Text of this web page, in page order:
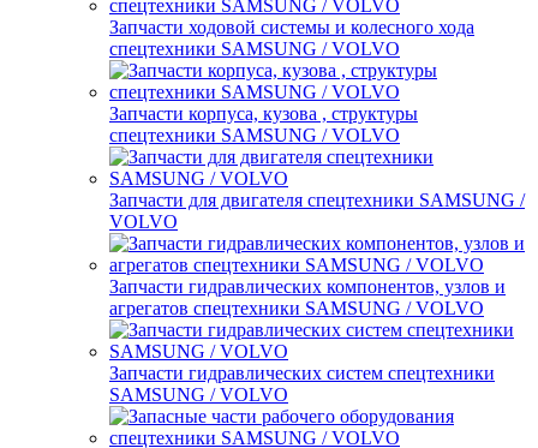
Запчасти ходовой системы и колесного хода
спецтехники SAMSUNG / VOLVO
Запчасти корпуса, кузова , структуры
спецтехники SAMSUNG / VOLVO
Запчасти для двигателя спецтехники SAMSUNG /
VOLVO
Запчасти гидравлических компонентов, узлов и
агрегатов спецтехники SAMSUNG / VOLVO
Запчасти гидравлических систем спецтехники
SAMSUNG / VOLVO